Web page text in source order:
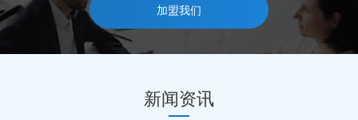
加盟我们
新闻资讯